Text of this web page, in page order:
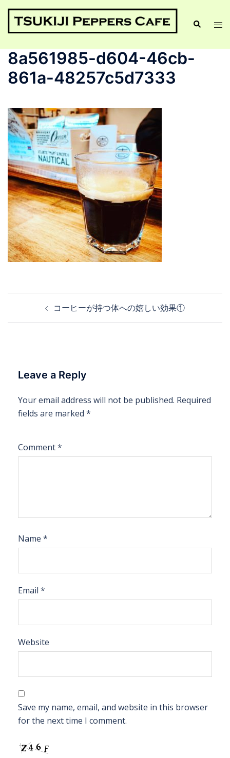
8a561985-d604-46cb-
861a-48257c5d7333
コーヒーが持つ体への嬉しい効果①
Leave a Reply
Your email address will not be published. Required
fields are marked *
Comment*
Name *
Email *
Website
Save my name, email, and website in this browser
for the next time I comment.